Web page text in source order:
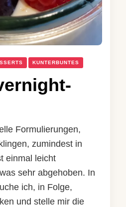
KUNTERBUNTES
Formulierungen,
zumindest in
einmal leicht
sehr abgehoben. In
ich, in Folge,
und stelle mir die